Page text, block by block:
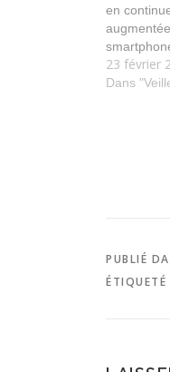
en
Transition
Channels |
23 février
Dans
PUBLIÉ
ÉTIQUETÉ